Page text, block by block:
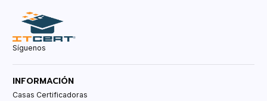
Síguenos
INFORMACIÓN
Casas Certificadoras